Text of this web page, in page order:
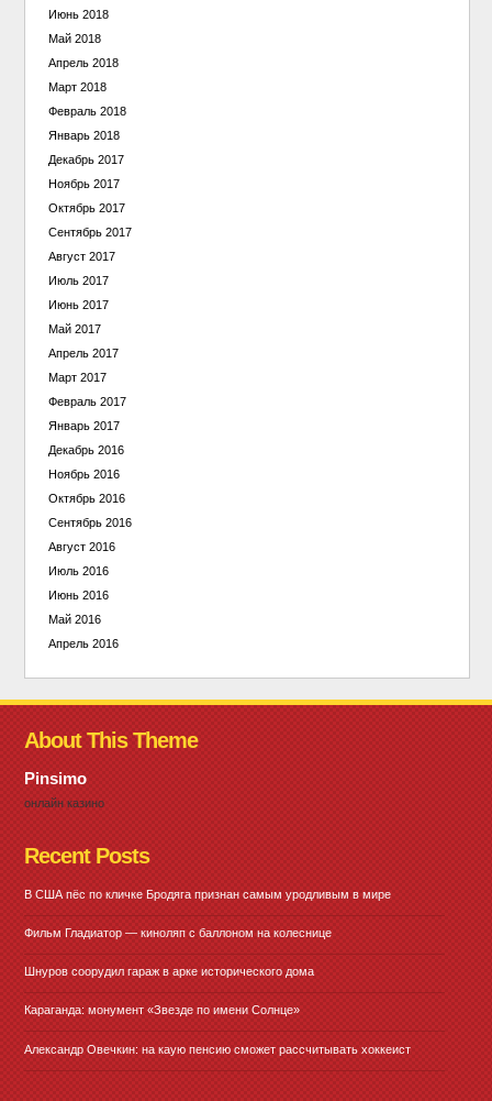
Июнь 2018
Май 2018
Апрель 2018
Март 2018
Февраль 2018
Январь 2018
Декабрь 2017
Ноябрь 2017
Октябрь 2017
Сентябрь 2017
Август 2017
Июль 2017
Июнь 2017
Май 2017
Апрель 2017
Март 2017
Февраль 2017
Январь 2017
Декабрь 2016
Ноябрь 2016
Октябрь 2016
Сентябрь 2016
Август 2016
Июль 2016
Июнь 2016
Май 2016
Апрель 2016
About This Theme
Pinsimo
онлайн казино
Recent Posts
В США пёс по кличке Бродяга признан самым уродливым в мире
Фильм Гладиатор — киноляп с баллоном на колеснице
Шнуров соорудил гараж в арке исторического дома
Караганда: монумент «Звезде по имени Солнце»
Александр Овечкин: на каую пенсию сможет рассчитывать хоккеист